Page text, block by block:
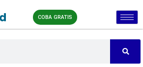
COBA GRATIS